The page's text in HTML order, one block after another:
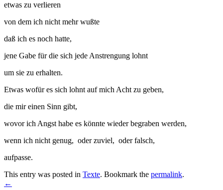
etwas zu verlieren
von dem ich nicht mehr wußte
daß ich es noch hatte,
jene Gabe für die sich jede Anstrengung lohnt
um sie zu erhalten.
Etwas wofür es sich lohnt auf mich Acht zu geben,
die mir einen Sinn gibt,
wovor ich Angst habe es könnte wieder begraben werden,
wenn ich nicht genug, oder zuviel, oder falsch,
aufpasse.
This entry was posted in Texte. Bookmark the permalink.
Post
←